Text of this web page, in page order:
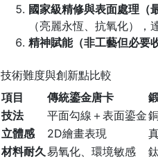
國家級精修與表面處理（
（亮麗永恆、抗氧化）
精神賦能（非工藝但必要
技術難度與創新點比較
項目
傳統鎏金唐卡
技法
平面勾線＋表面鎏金
立體感
2D繪畫表現
材料耐久易氧化、環境敏感